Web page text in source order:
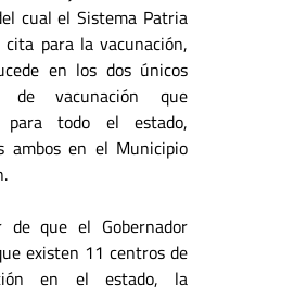
cual el Sistema Patria
cita para la vacunación,
en los dos únicos
de vacunación que
para todo el estado,
ambos en el Municipio
de que el Gobernador
existen 11 centros de
en el estado, la